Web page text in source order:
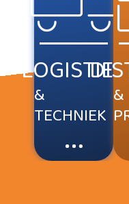
LOGISTIEK
&
TECHNIEK
&